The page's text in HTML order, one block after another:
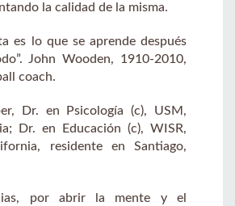
la calidad de la misma.
es lo que se aprende después
John Wooden, 1910-2010,
coach.
Dr. en Psicología (c), USM,
Dr. en Educación (c), WISR,
residente en Santiago,
por abrir la mente y el